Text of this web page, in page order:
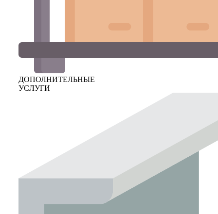
ДОПОЛНИТЕЛЬНЫЕ
УСЛУГИ